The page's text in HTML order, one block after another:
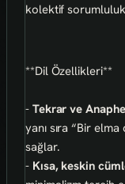
kolektif
**Dil Özellikleri**
- Tekrar ve
yanı sıra “Bir elma
sağlar.
- Kısa, keskin